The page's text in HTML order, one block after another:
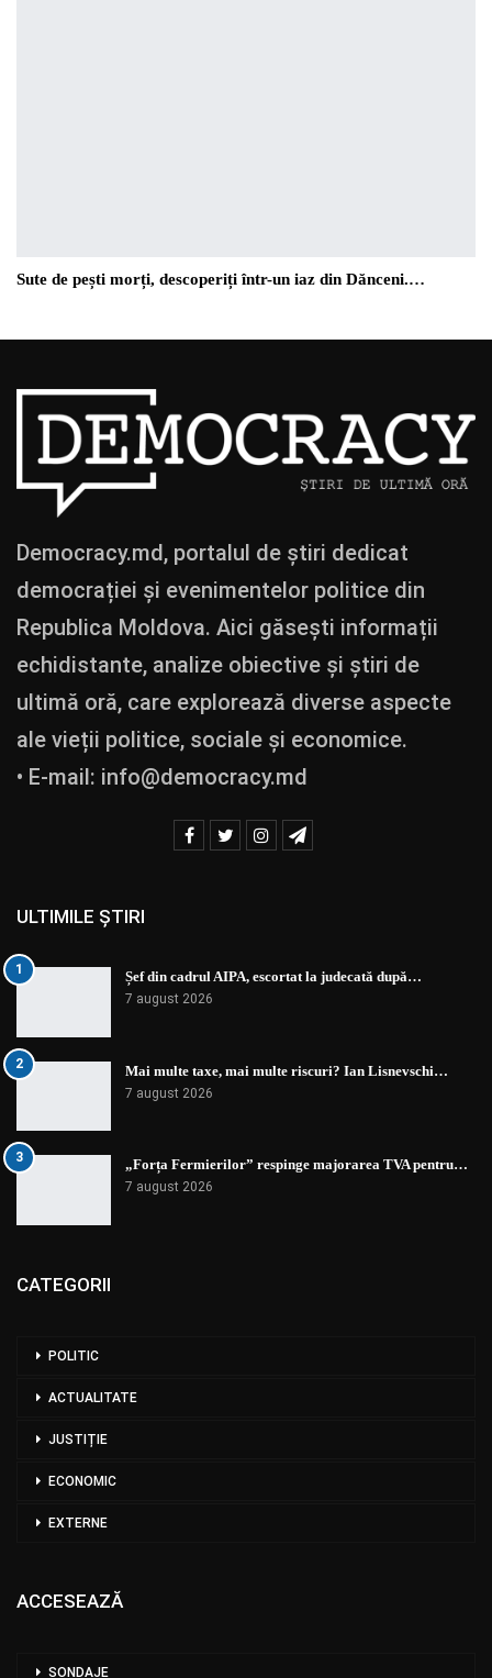
Sute de pești morți, descoperiți într-un iaz din Dănceni.…
Democracy.md, portalul de știri dedicat
democrației și evenimentelor politice din
Republica Moldova. Aici găsești informații
echidistante, analize obiective și știri de
ultimă oră, care explorează diverse aspecte
ale vieții politice, sociale și economice.
• E-mail: info@democracy.md
ULTIMILE ȘTIRI
1 Șef din cadrul AIPA, escortat la judecată după…
7 august 2026
2 Mai multe taxe, mai multe riscuri? Ian Lisnevschi…
7 august 2026
3 „Forța Fermierilor” respinge majorarea TVA pentru…
7 august 2026
CATEGORII
POLITIC
ACTUALITATE
JUSTIȚIE
ECONOMIC
EXTERNE
ACCESEAZĂ
SONDAJE